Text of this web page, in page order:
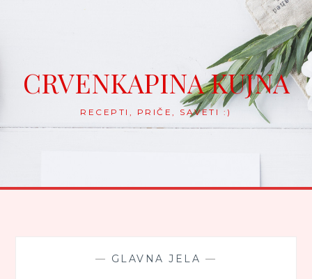
CRVENKAPINA KUJNA
RECEPTI, PRIČE, SAVETI :)
— GLAVNA JELA —